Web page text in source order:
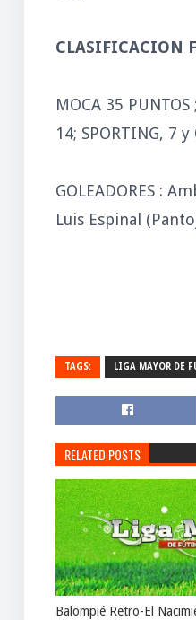
CLASIFICACION
MOCA 35 PUNTOS
14; SPORTING, 7 y
GOLEADORES :
Luis Espinal
TAGS: LIGA MAYOR DE
RELATED POSTS
Balompié Retro-El